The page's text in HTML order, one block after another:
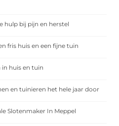
hulp bij pijn en herstel
fris huis en een fijne tuin
huis en tuin
en tuinieren het hele jaar door
Slotenmaker In Meppel